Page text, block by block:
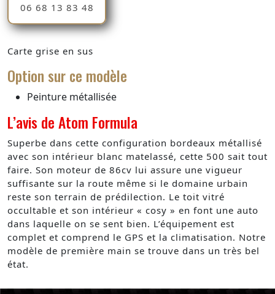
06 68 13 83 48
Carte grise en sus
Option sur ce modèle
Peinture métallisée
L’avis de Atom Formula
Superbe dans cette configuration bordeaux métallisé
avec son intérieur blanc matelassé, cette 500 sait tout
faire. Son moteur de 86cv lui assure une vigueur
suffisante sur la route même si le domaine urbain
reste son terrain de prédilection. Le toit vitré
occultable et son intérieur « cosy » en font une auto
dans laquelle on se sent bien. L’équipement est
complet et comprend le GPS et la climatisation. Notre
modèle de première main se trouve dans un très bel
état.